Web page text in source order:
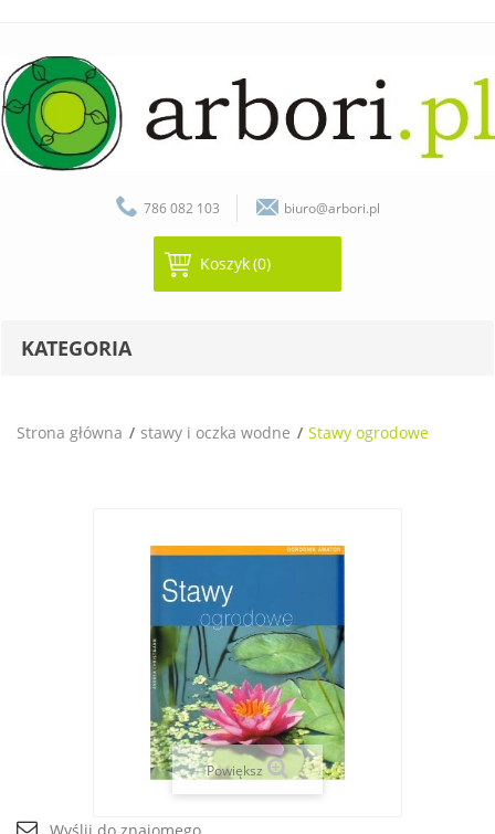
786 082 103 biuro@arbori.pl
Koszyk(0)
KATEGORIA
Strona główna stawy i oczka wodne Stawy ogrodowe
Powiększ
Wyślij do znajomego